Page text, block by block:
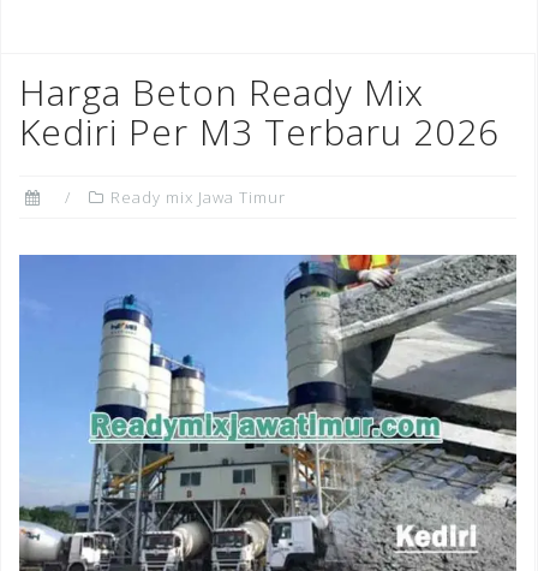
Harga Beton Ready Mix
Kediri Per M3 Terbaru 2026
Ready mix Jawa Timur